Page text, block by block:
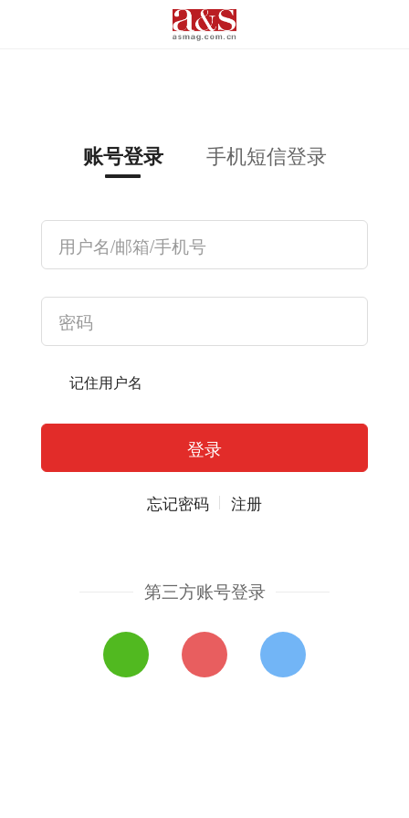
账号登录 手机短信登录
记住用户名
忘记密码 注册
第三方账号登录